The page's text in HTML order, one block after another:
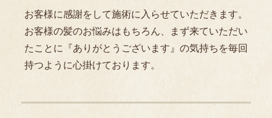
お客様に感謝をして施術に入らせていただきます。
お客様の髪のお悩みはもちろん、まず来ていただい
たことに『ありがとうございます』の気持ちを毎回
持つように心掛けております。